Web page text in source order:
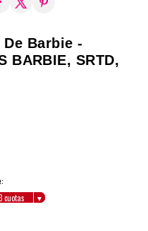
Barbie -
BARBIE, SRTD,